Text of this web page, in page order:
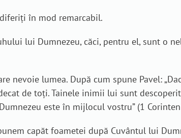
în mod remarcabil.
lui Dumnezeu, căci, pentru el, sunt o
nevoie lumea. După cum spune Pavel:
de toți. Tainele inimii lui sunt
este în mijlocul vostru” (1
capăt foametei după Cuvântul lui